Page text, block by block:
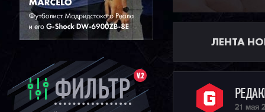
V.2
ФИЛЬТР
ЛЕНТА
21 мая